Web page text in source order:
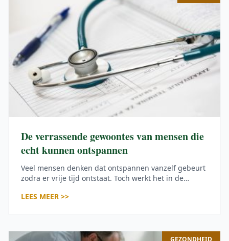
De verrassende gewoontes van mensen die
echt kunnen ontspannen
Veel mensen denken dat ontspannen vanzelf gebeurt
zodra er vrije tijd ontstaat. Toch werkt het in de
betekent niet automatisch een rustig hoofd. Mensen
afspraken of werk. Daardoor ontstaat er […]
LEES MEER >>